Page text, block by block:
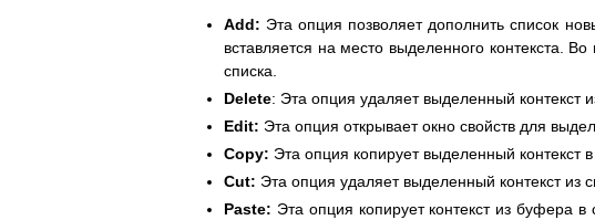
Add: Эта опция позволяет дополнить список
вставляется на место выделенного контекста.
списка.
Delete: Эта опция удаляет выделенный контекст
Edit: Эта опция открывает окно свойств для
Copy: Эта опция копирует выделенный контекст
Cut: Эта опция удаляет выделенный контекст из
Paste: Эта опция копирует контекст из буфера